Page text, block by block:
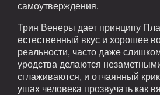
самоутверждения.
Трин Венеры дает принципу
естественный вкус и хорошее
реальности, часто даже
уродства делаются
сглаживаются, и отчаянный
ушах человека прозвучать как